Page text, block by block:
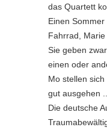
das Quartett
Einen
Fahrrad,
Sie geben
einen oder
Mo stellen
gut ausgehen ...
Die deutsche